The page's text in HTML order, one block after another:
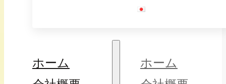
ホーム
ホーム